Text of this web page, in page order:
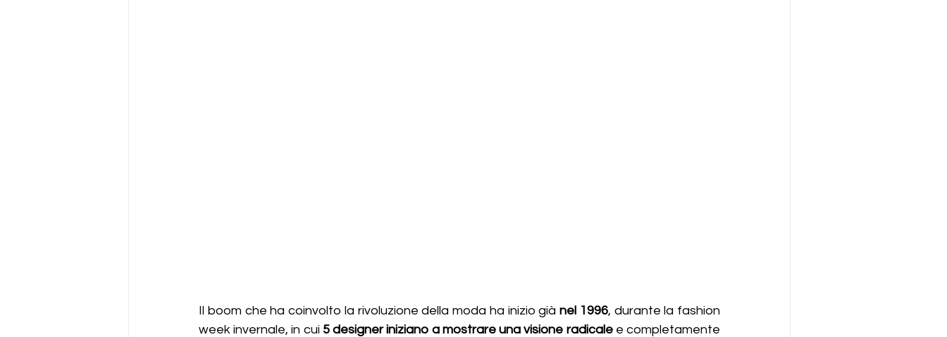
Il boom che ha coinvolto la rivoluzione della moda ha inizio già nel 1996, durante la fashion
week invernale, in cui 5 designer iniziano a mostrare una visione radicale e completamente